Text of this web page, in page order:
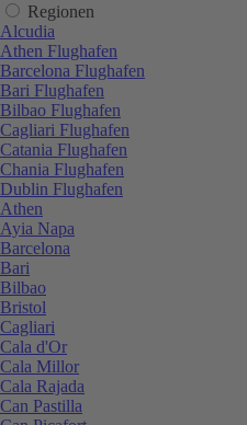
Regionen
Alcudia
Athen Flughafen
Barcelona Flughafen
Bari Flughafen
Bilbao Flughafen
Cagliari Flughafen
Catania Flughafen
Chania Flughafen
Dublin Flughafen
Athen
Ayia Napa
Barcelona
Bari
Bilbao
Bristol
Cagliari
Cala d'Or
Cala Millor
Cala Rajada
Can Pastilla